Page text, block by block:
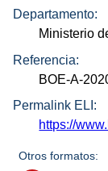
Departamento:
Ministerio
Referencia:
BOE-A-
Permalink ELI:
https://
Otros formatos: